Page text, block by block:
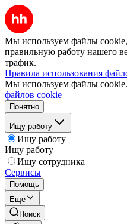
Мы используем файлы
правильную работу нашего
трафик.
Правила использования
Мы используем файлы cookie.
файлов cookie
Понятно
Ищу работу
Ищу работу
Ищу работу
Ищу сотрудника
Сервисы
Помощь
Ещё
Поиск